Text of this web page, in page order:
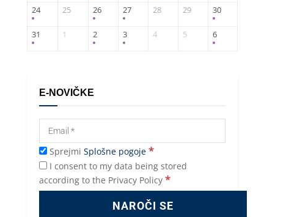
24 25 26 27 28 29 30
31 1 2 3 4 5 6
E-NOVIČKE
Sprejmi Splošne pogoje *
I consent to my data being stored
according to the Privacy Policy *